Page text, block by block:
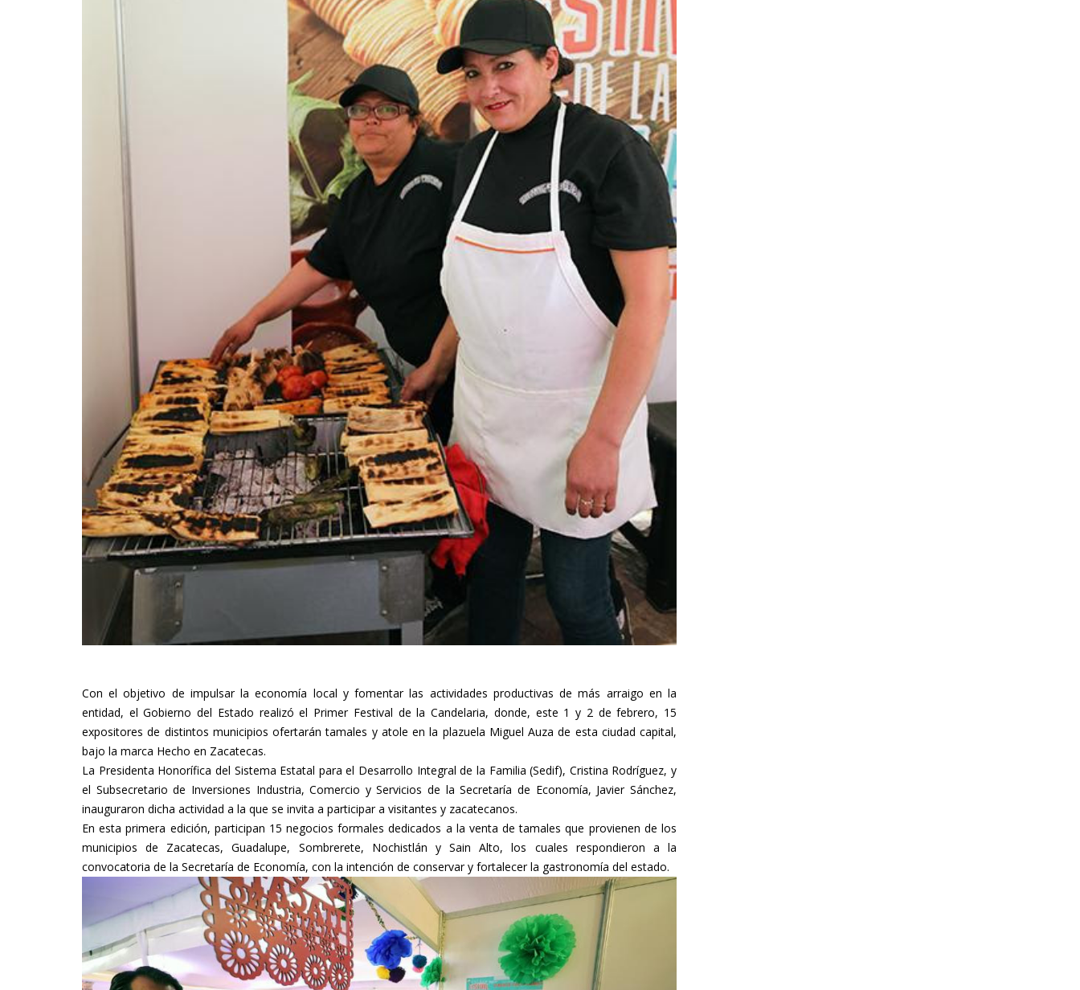
Con el objetivo de impulsar la economía local y fomentar las actividades productivas de más arraigo en la
entidad, el Gobierno del Estado realizó el Primer Festival de la Candelaria, donde, este 1 y 2 de febrero, 15
expositores de distintos municipios ofertarán tamales y atole en la plazuela Miguel Auza de esta ciudad capital,
bajo la marca Hecho en Zacatecas.
La Presidenta Honorífica del Sistema Estatal para el Desarrollo Integral de la Familia (Sedif), Cristina Rodríguez, y
el Subsecretario de Inversiones Industria, Comercio y Servicios de la Secretaría de Economía, Javier Sánchez,
inauguraron dicha actividad a la que se invita a participar a visitantes y zacatecanos.
En esta primera edición, participan 15 negocios formales dedicados a la venta de tamales que provienen de los
municipios de Zacatecas, Guadalupe, Sombrerete, Nochistlán y Sain Alto, los cuales respondieron a la
convocatoria de la Secretaría de Economía, con la intención de conservar y fortalecer la gastronomía del estado.